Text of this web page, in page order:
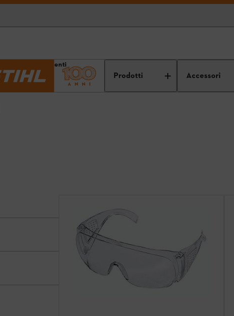
Prodotti Accessori
Detergenti